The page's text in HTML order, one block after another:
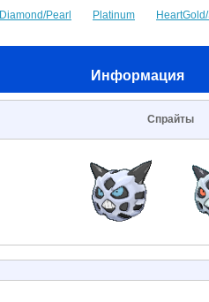
Diamond/Pearl Platinum
Информация
Спрайты